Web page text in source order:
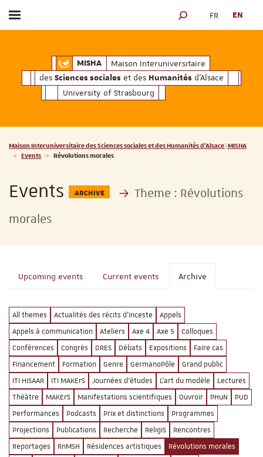
MISHAMaison Interuniversitaire des
Maison Interuniversitaire
des Sciences sociales et des Humanités d'Alsace
University of Strasbourg
Toggle menu SEARCH ENGINE
FR EN
Vous êtes ici :
Maison Interuniversitaire des Sciences sociales et des Humanités d'Alsace | MISHA
Events
Révolutions morales
Events ARCHIVE Theme : Révolutions
morales
Upcoming events Current events Archive
All themes Actualités des récits d'inceste
Appels
Appels à communication
Ateliers Axe 4 Axe 5
Colloques
Conférences
Congrès DRES Débats Expositions
Faire cas
Financement
Formation Genre GermanoPôle
Grand public
ITI HiSAAR
ITI MAKErS Journées d'études L'art du modèle
Lectures
Théâtre
MAKErS Manifestations scientifiques Ouvroir PHuN
PUD
Performances
Podcasts Prix et distinctions
Programmes
Projections
Publications Recherche ReligiS
Rencontres
Reportages
RnMSH Résidences artistiques
Révolutions morales